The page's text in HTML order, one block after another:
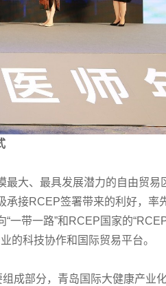
最大、最具发展潜力的自由贸易
承接RCEP签署带来的利好，率
一带一路”和RCEP国家的
的科技协作和国际贸易平台。
成部分，青岛国际大健康产业